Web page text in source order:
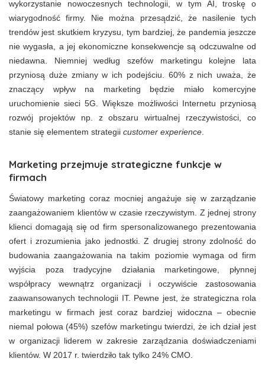
wykorzystanie nowoczesnych technologii, w tym AI, troskę o
wiarygodność firmy. Nie można przesądzić, że nasilenie tych
trendów jest skutkiem kryzysu, tym bardziej, że pandemia jeszcze
nie wygasła, a jej ekonomiczne konsekwencje są odczuwalne od
niedawna. Niemniej według szefów marketingu kolejne lata
przyniosą duże zmiany w ich podejściu. 60% z nich uważa, że
znaczący wpływ na marketing będzie miało komercyjne
uruchomienie sieci 5G. Większe możliwości Internetu przyniosą
rozwój projektów np. z obszaru wirtualnej rzeczywistości, co
stanie się elementem strategii customer experience
Marketing przejmuje strategiczne funkcje w
firmach
Światowy marketing coraz mocniej angażuje się w zarządzanie
zaangażowaniem klientów w czasie rzeczywistym. Z jednej strony
klienci domagają się od firm spersonalizowanego prezentowania
ofert i zrozumienia jako jednostki. Z drugiej strony zdolność do
budowania zaangażowania na takim poziomie wymaga od firm
wyjścia poza tradycyjne działania marketingowe, płynnej
współpracy wewnątrz organizacji i oczywiście zastosowania
zaawansowanych technologii IT. Pewne jest, że strategiczna rola
marketingu w firmach jest coraz bardziej widoczna – obecnie
niemal połowa (45%) szefów marketingu twierdzi, że ich dział jest
w organizacji liderem w zakresie zarządzania doświadczeniami
klientów. W 2017 r. twierdziło tak tylko 24% CMO.